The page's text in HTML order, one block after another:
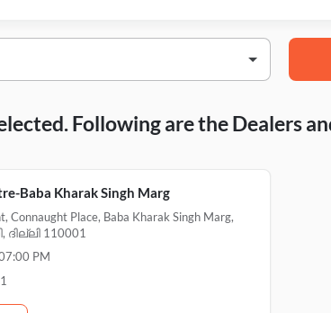
Following are the Dealers
Baba Kharak Singh Marg
Connaught Place, Baba Kharak Singh Marg,
110001
PM